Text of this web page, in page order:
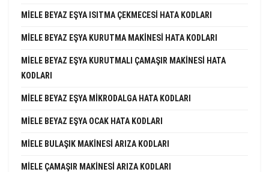
MIELE BEYAZ EŞYA ISITMA ÇEKMECESI HATA KODLARI
MIELE BEYAZ EŞYA KURUTMA MAKINESI HATA KODLARI
MIELE BEYAZ EŞYA KURUTMALI ÇAMAŞIR MAKINESI HATA
KODLARI
MIELE BEYAZ EŞYA MIKRODALGA HATA KODLARI
MIELE BEYAZ EŞYA OCAK HATA KODLARI
MIELE BULAŞIK MAKINESI ARIZA KODLARI
MIELE ÇAMAŞIR MAKINESI ARIZA KODLARI